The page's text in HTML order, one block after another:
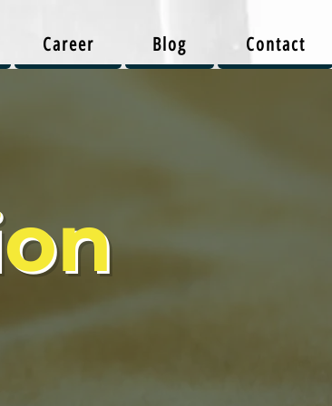
Career Blog Contact